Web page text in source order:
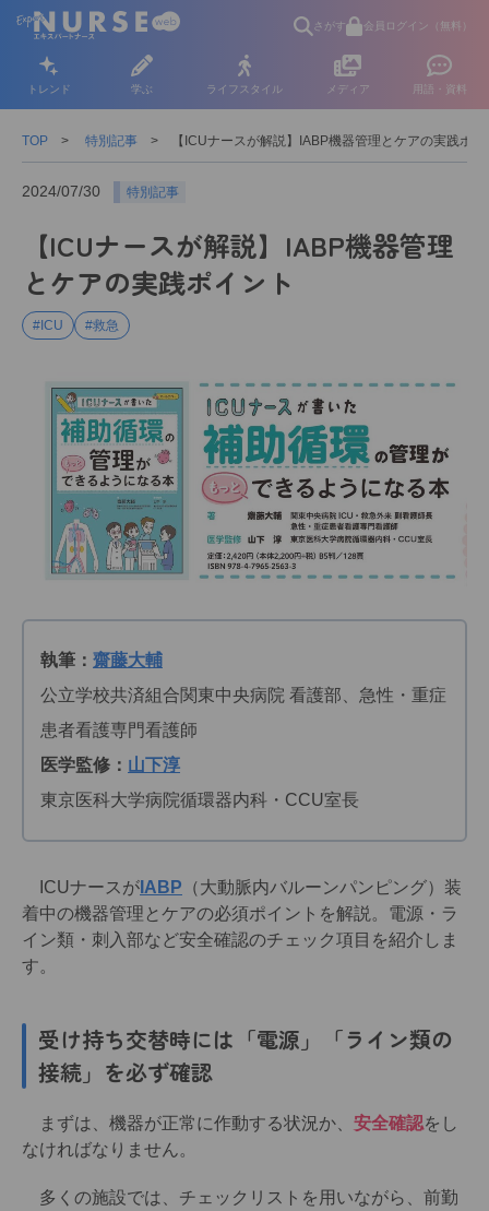
さがす 会員ログイン（無料）
トレンド 学ぶ ライフスタイル メディア 用語・資料
TOP 特別記事 【ICUナースが解説】IABP機器管理とケアの実践ポイ
2024/07/30 特別記事
【ICUナースが解説】IABP機器管理
とケアの実践ポイント
#ICU #救急
執筆： 齋藤大輔
公立学校共済組合関東中央病院 看護部、急性・重症
患者看護専門看護師
医学監修： 山下淳
東京医科大学病院循環器内科・CCU室長
ICUナースが IABP （大動脈内バルーンパンピング）装
着中の機器管理とケアの必須ポイントを解説。電源・ラ
イン類・刺入部など安全確認のチェック項目を紹介しま
す。
受け持ち交替時には「電源」「ライン類の
接続」を必ず確認
まずは、機器が正常に作動する状況か、 安全確認をし
なければなりません。
多くの施設では、チェックリストを用いながら、前勤